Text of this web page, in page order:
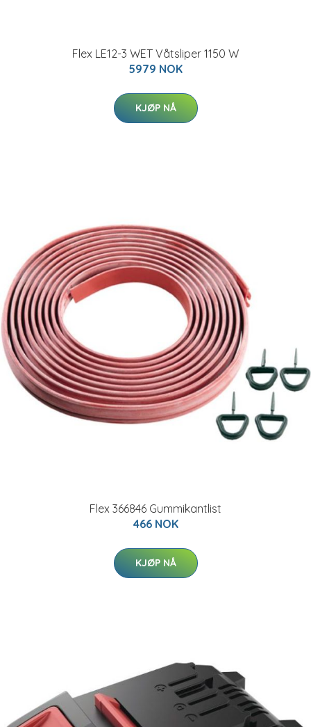
Flex LE12-3 WET Våtsliper 1150 W
5979 NOK
KJØP NÅ
Flex 366846 Gummikantlist
466 NOK
KJØP NÅ